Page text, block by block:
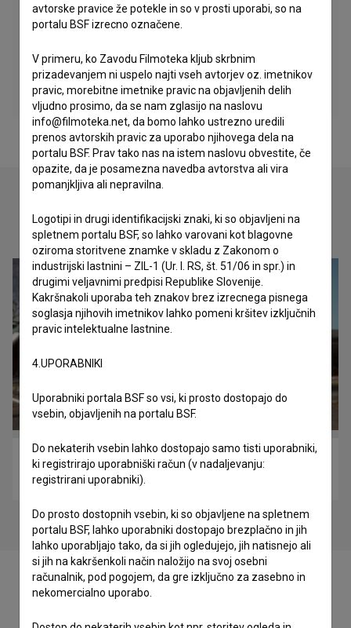
Oglejte si
Dan ljubezni: Epizoda 2 (2009)
avtorske pravice že potekle in so v prosti uporabi, so na
portalu BSF izrecno označene.
V primeru, ko Zavodu Filmoteka kljub skrbnim
prizadevanjem ni uspelo najti vseh avtorjev oz. imetnikov
pravic, morebitne imetnike pravic na objavljenih delih
vljudno prosimo, da se nam zglasijo na naslovu
info@filmoteka.net, da bomo lahko ustrezno uredili
prenos avtorskih pravic za uporabo njihovega dela na
portalu BSF. Prav tako nas na istem naslovu obvestite, če
opazite, da je posamezna navedba avtorstva ali vira
pomanjkljiva ali nepravilna.
Logotipi in drugi identifikacijski znaki, ki so objavljeni na
spletnem portalu BSF, so lahko varovani kot blagovne
oziroma storitvene znamke v skladu z Zakonom o
industrijski lastnini – ZIL-1 (Ur. l. RS, št. 51/06 in spr.) in
drugimi veljavnimi predpisi Republike Slovenije.
Kakršnakoli uporaba teh znakov brez izrecnega pisnega
soglasja njihovih imetnikov lahko pomeni kršitev izključnih
pravic intelektualne lastnine.
4.UPORABNIKI
Uporabniki portala BSF so vsi, ki prosto dostopajo do
vsebin, objavljenih na portalu BSF.
Do nekaterih vsebin lahko dostopajo samo tisti uporabniki,
ki registrirajo uporabniški račun (v nadaljevanju:
registrirani uporabniki).
Do prosto dostopnih vsebin, ki so objavljene na spletnem
portalu BSF, lahko uporabniki dostopajo brezplačno in jih
lahko uporabljajo tako, da si jih ogledujejo, jih natisnejo ali
si jih na kakršenkoli način naložijo na svoj osebni
računalnik, pod pogojem, da gre izključno za zasebno in
nekomercialno uporabo.